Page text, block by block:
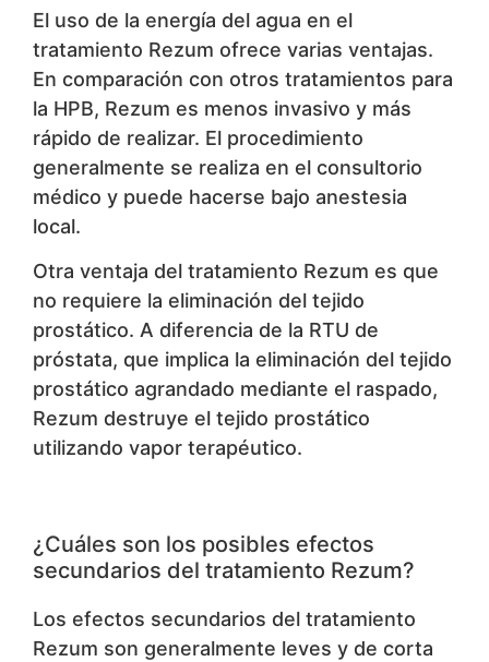
El uso de la energía del agua en el
tratamiento Rezum ofrece varias ventajas.
En comparación con otros tratamientos para
la HPB, Rezum es menos invasivo y más
rápido de realizar. El procedimiento
generalmente se realiza en el consultorio
médico y puede hacerse bajo anestesia
local.
Otra ventaja del tratamiento Rezum es que
no requiere la eliminación del tejido
prostático. A diferencia de la RTU de
próstata, que implica la eliminación del tejido
prostático agrandado mediante el raspado,
Rezum destruye el tejido prostático
utilizando vapor terapéutico.
¿Cuáles son los posibles efectos
secundarios del tratamiento Rezum?
Los efectos secundarios del tratamiento
Rezum son generalmente leves y de corta